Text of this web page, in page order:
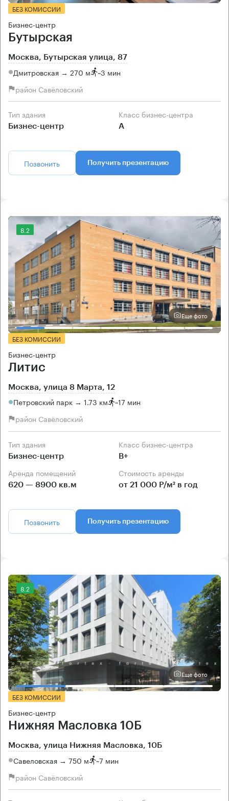
БЕЗ КОМИССИИ
Бизнес-центр
Бутырская
Москва, Бутырская улица, 87
Дмитровская → 270 м ~3 мин
район Савёловский
Тип здания
Бизнес-центр
Класс бизнес-центра
А
Позвонить Получить презентацию
8.2
Еще фото
БЕЗ КОМИССИИ
Бизнес-центр
Литис
Москва, улица 8 Марта, 12
Петровский парк → 1.73 км ~17 мин
район Савёловский
Тип здания
Бизнес-центр
Класс бизнес-центра
B+
Аренда помещений
620 — 8900 кв.м
Стоимость аренды
от 21 000 Р/м² в год
Позвонить Получить презентацию
8.2
Еще фото
БЕЗ КОМИССИИ
Бизнес-центр
Нижняя Масловка 10Б
Москва, улица Нижняя Масловка, 10Б
Савеловская → 750 м ~7 мин
район Савёловский